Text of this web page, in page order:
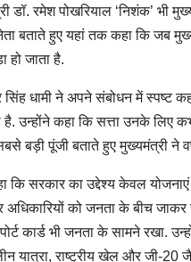
डॉ. रमेश पोखरियाल ‘निशंक’ भी
बताते हुए यहां तक कहा कि जब
हो जाता है.
सिंह धामी ने अपने संबोधन में
उन्होंने कहा कि सत्ता उनके लिए
बड़ी पूंजी बताते हुए मुख्यमंत्री ने
कि सरकार का उद्देश्य केवल
अधिकारियों को जनता के बीच
कार्ड भी जनता के सामने रखा.
यात्रा, राष्ट्रीय खेल और जी-